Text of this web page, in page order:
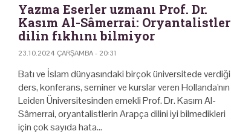
Yazma Eserler uzmanı Prof. Dr.
Kasım Al-Sâmerrai: Oryantalistler
dilin fıkhını bilmiyor
23.10.2024 ÇARŞAMBA - 20:31
Batı ve İslam dünyasındaki birçok üniversitede verdiği
ders, konferans, seminer ve kurslar veren Hollanda'nın
Leiden Üniversitesinden emekli Prof. Dr. Kasım Al-
Sâmerrai, oryantalistlerin Arapça dilini iyi bilmedikleri
için çok sayıda hata…